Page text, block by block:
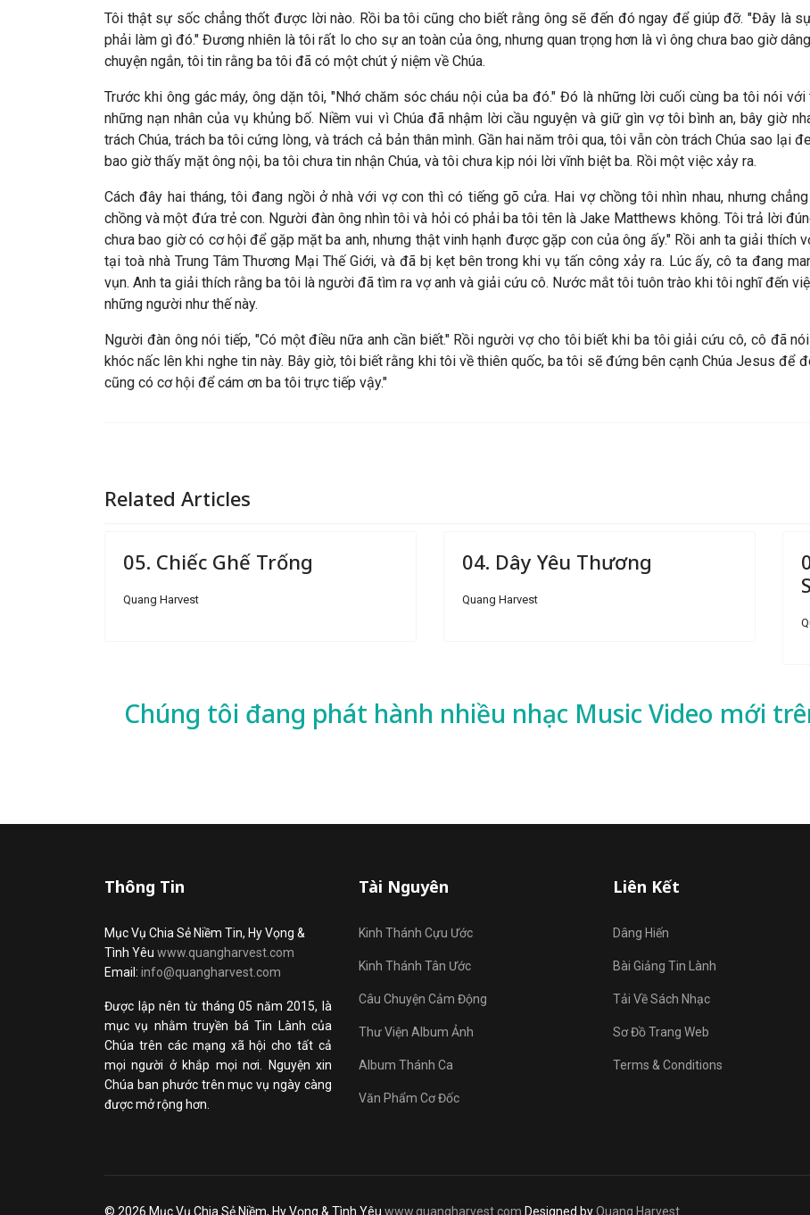
Tôi thật sự sốc chẳng thốt được lời nào. Rồi ba tôi cũng cho biết rằng ông sẽ đến đó ngay để giúp đỡ. "Đây là
phải làm gì đó." Đương nhiên là tôi rất lo cho sự an toàn của ông, nhưng quan trọng hơn là vì ông chưa bao giờ
chuyện ngắn, tôi tin rằng ba tôi đã có một chút ý niệm về Chúa.
Trước khi ông gác máy, ông dặn tôi, "Nhớ chăm sóc cháu nội của ba đó." Đó là những lời cuối cùng ba tôi nói
những nạn nhân của vụ khủng bố. Niềm vui vì Chúa đã nhậm lời cầu nguyện và giữ gìn vợ tôi bình an, bây giờ
trách Chúa, trách ba tôi cứng lòng, và trách cả bản thân mình. Gần hai năm trôi qua, tôi vẫn còn trách Chúa sao lại
bao giờ thấy mặt ông nội, ba tôi chưa tin nhận Chúa, và tôi chưa kịp nói lời vĩnh biệt ba. Rồi một việc xảy ra.
Cách đây hai tháng, tôi đang ngồi ở nhà với vợ con thì có tiếng gõ cửa. Hai vợ chồng tôi nhìn nhau, nhưng
chồng và một đứa trẻ con. Người đàn ông nhìn tôi và hỏi có phải ba tôi tên là Jake Matthews không. Tôi trả lời
chưa bao giờ có cơ hội để gặp mặt ba anh, nhưng thật vinh hạnh được gặp con của ông ấy." Rồi anh ta giải thích
tại toà nhà Trung Tâm Thương Mại Thế Giới, và đã bị kẹt bên trong khi vụ tấn công xảy ra. Lúc ấy, cô ta đang
vụn. Anh ta giải thích rằng ba tôi là người đã tìm ra vợ anh và giải cứu cô. Nước mắt tôi tuôn trào khi tôi nghĩ đến
những người như thế này.
Người đàn ông nói tiếp, "Có một điều nữa anh cần biết." Rồi người vợ cho tôi biết khi ba tôi giải cứu cô, cô đã
khóc nấc lên khi nghe tin này. Bây giờ, tôi biết rằng khi tôi về thiên quốc, ba tôi sẽ đứng bên cạnh Chúa Jesus để
cũng có cơ hội để cám ơn ba tôi trực tiếp vậy."
Related Articles
05. Chiếc Ghế Trống
Quang Harvest
04. Dây Yêu Thương
Quang Harvest
Chúng tôi đang phát hành nhiều nhạc Music Video mới
Thông Tin
Mục Vụ Chia Sẻ Niềm Tin, Hy Vọng &
Tình Yêu www.quangharvest.com
Email: info@quangharvest.com
Được lập nên từ tháng 05 năm 2015, là
mục vụ nhằm truyền bá Tin Lành của
Chúa trên các mạng xã hội cho tất cả
mọi người ở khắp mọi nơi. Nguyện xin
Chúa ban phước trên mục vụ ngày càng
được mở rộng hơn.
Tài Nguyên
Kinh Thánh Cựu Ước
Kinh Thánh Tân Ước
Câu Chuyện Cảm Động
Thư Viện Album Ảnh
Album Thánh Ca
Văn Phẩm Cơ Đốc
Liên Kết
Dâng Hiến
Bài Giảng Tin Lành
Tải Về Sách Nhạc
Sơ Đồ Trang Web
Terms & Conditions
© 2026 Mục Vụ Chia Sẻ Niềm, Hy Vọng & Tình Yêu www.quangharvest.com Designed byQuang Harvest